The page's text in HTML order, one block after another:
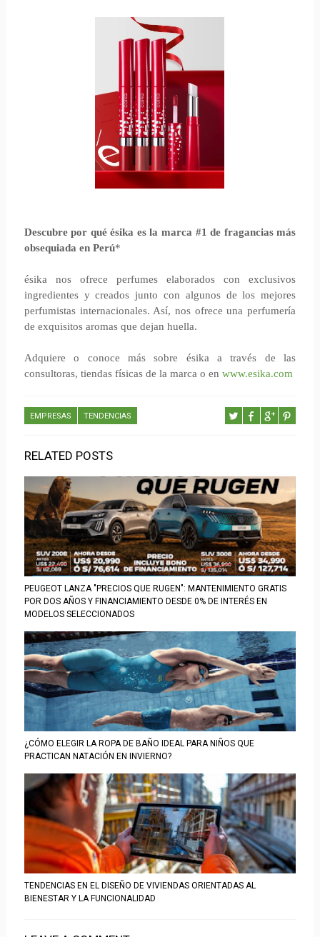
Descubre por qué ésika es la marca #1 de fragancias más
obsequiada en Perú*
ésika nos ofrece perfumes elaborados con exclusivos
ingredientes y creados junto con algunos de los mejores
perfumistas internacionales. Así, nos ofrece una perfumería
de exquisitos aromas que dejan huella.
Adquiere o conoce más sobre ésika a través de las
consultoras, tiendas físicas de la marca o en www.esika.com
EMPRESAS TENDENCIAS
RELATED POSTS
PEUGEOT LANZA "PRECIOS QUE RUGEN": MANTENIMIENTO GRATIS
POR DOS AÑOS Y FINANCIAMIENTO DESDE 0% DE INTERÉS EN
MODELOS SELECCIONADOS
¿CÓMO ELEGIR LA ROPA DE BAÑO IDEAL PARA NIÑOS QUE
PRACTICAN NATACIÓN EN INVIERNO?
TENDENCIAS EN EL DISEÑO DE VIVIENDAS ORIENTADAS AL
BIENESTAR Y LA FUNCIONALIDAD